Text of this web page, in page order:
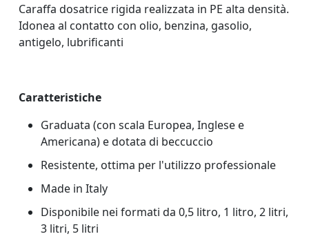
Caraffa dosatrice rigida realizzata in PE alta densità.
Idonea al contatto con olio, benzina, gasolio,
antigelo, lubrificanti
Caratteristiche
Graduata (con scala Europea, Inglese e
Americana) e dotata di beccuccio
Resistente, ottima per l'utilizzo professionale
Made in Italy
Disponibile nei formati da 0,5 litro, 1 litro, 2 litri,
3 litri, 5 litri